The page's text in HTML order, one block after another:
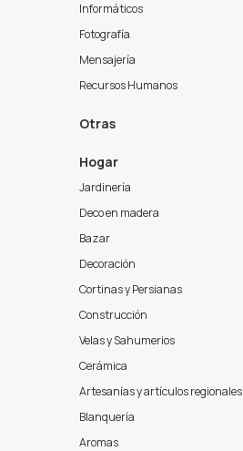
Informáticos
Fotografía
Mensajería
Recursos Humanos
Otras
Hogar
Jardinería
Deco en madera
Bazar
Decoración
Cortinas y Persianas
Construcción
Velas y Sahumerios
Cerámica
Artesanías y artículos regionales
Blanquería
Aromas